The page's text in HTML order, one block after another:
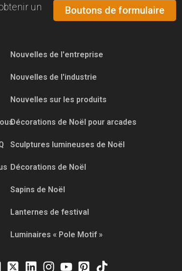
un
Boutons de formulaire
Nouvelles de l'entreprise
Nouvelles de l'industrie
Nouvelles sur les produits
Décorations de Noël pour arcades
Sculptures lumineuses de Noël
Décorations de Noël
Sapins de Noël
Lanternes de festival
Luminaires « Pole Motif »